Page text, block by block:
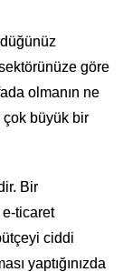
göre
olmanın ne
çok büyük bir
Bir
ticaret
ciddi
yaptığınızda